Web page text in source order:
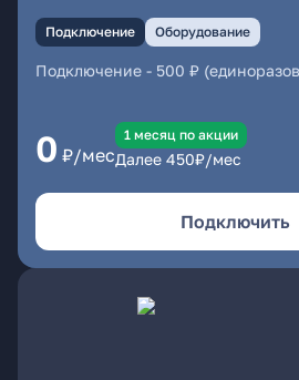
Подключение Оборудование
Подключение - 500 ₽
0 ₽/мес
1 месяц по акции
Далее 450₽/мес
Подключить